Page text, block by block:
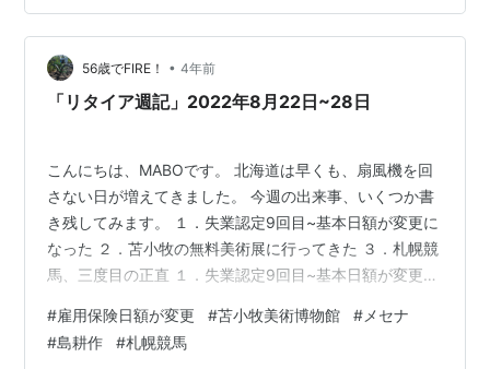
ーアンドハー ミルキーグロスジェル アリミノ／スパイス
プラス ウエットワックス 【タイプ②…
56歳でFIRE！ • 4年前
「リタイア週記」2022年8月22日~28日
こんにちは、MABOです。 北海道は早くも、扇風機を回
さない日が増えてきました。 今週の出来事、いくつか書
き残してみます。 １．失業認定9回目~基本日額が変更に
なった ２．苫小牧の無料美術展に行ってきた ３．札幌競
馬、三度目の正直 １．失業認定9回目~基本日額が変更に
で、ちょっと嬉しい話がありました。 「8月1日分から基
本日額が変更になりました」 厚生労働省HPより 平均給
#雇用保険日額が変更 #苫小牧美術博物館 #メセナ
#島耕作 #札幌競馬